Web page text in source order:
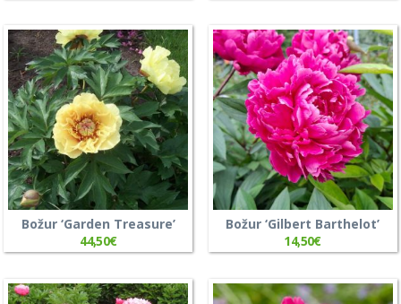
Božur ‘Garden Treasure’
44,50€
Božur ‘Gilbert Barthelot’
14,50€